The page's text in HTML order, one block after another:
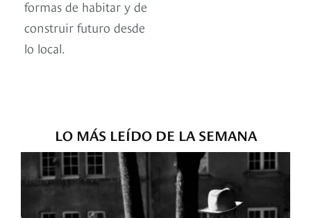
formas de habitar y de
construir futuro desde
lo local.
LO MÁS LEÍDO DE LA SEMANA